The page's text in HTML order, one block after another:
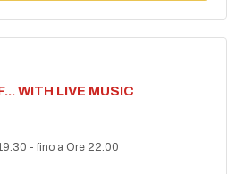
WITH LIVE MUSIC
-fino a Ore 22:00